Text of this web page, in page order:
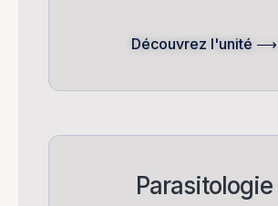
Découvrez l'unité ⟶
Parasitologie